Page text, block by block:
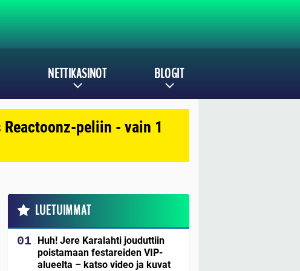
NETTIKASINOT BLOGIT
peliin - vain 1
LUETUIMMAT
Huh! Jere Karalahti jouduttiin
poistamaan festareiden VIP-
alueelta – katso video ja kuvat